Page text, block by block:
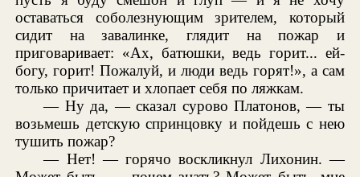
оставаться соболезнующим зрителем, который
сидит на завалинке, глядит на пожар и
приговаривает: «Ах, батюшки, ведь горит... ей-
богу, горит! Пожалуй, и люди ведь горят!», а сам
только причитает и хлопает себя по ляжкам.
— Ну да, — сказал сурово Платонов, — ты
возьмешь детскую спринцовку и пойдешь с нею
тушить пожар?
— Нет! — горячо воскликнул Лихонин. —